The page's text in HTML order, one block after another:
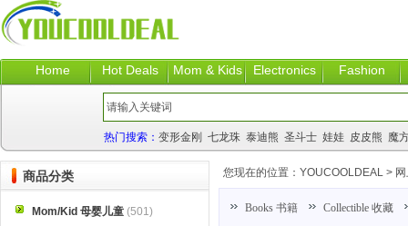
Home Hot Deals Mom & Kids Electronics Fashion
热门搜索： 变形金刚 七龙珠 泰迪熊 圣斗士 娃娃 皮皮熊 魔
您现在的位置： YOUCOOLDEAL >
Books 书籍 Collectible 收藏
商品分类
Mom/Kid 母婴儿童 (501)